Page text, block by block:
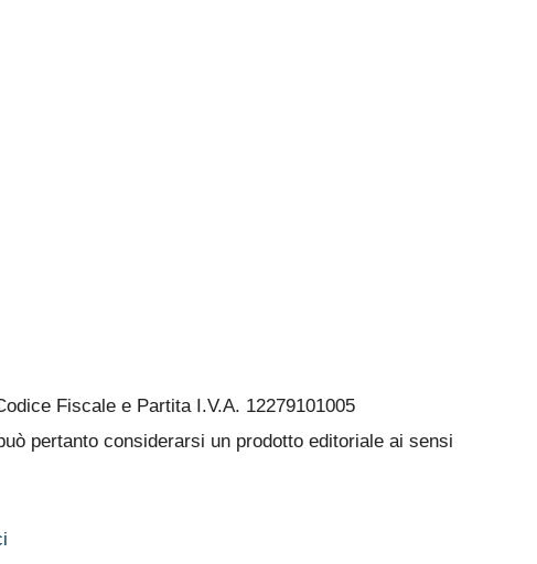
Fiscale e Partita I.V.A. 12279101005
pertanto considerarsi un prodotto editoriale ai sensi